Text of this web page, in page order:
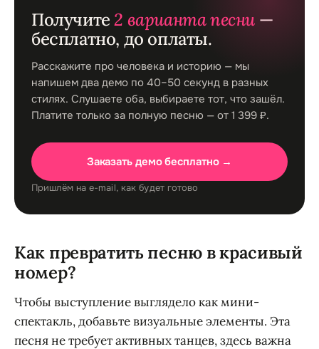
Получите2 варианта песни —
бесплатно, до оплаты.
Расскажите про человека и историю — мы
напишем два демо по 40–50 секунд в разных
стилях. Слушаете оба, выбираете тот, что зашёл.
Платите только за полную песню — от 1 399 ₽.
Заказать демо бесплатно →
Пришлём на e-mail, как будет готово
Как превратить песню в красивый
номер?
Чтобы выступление выглядело как мини-
спектакль, добавьте визуальные элементы. Эта
песня не требует активных танцев, здесь важна